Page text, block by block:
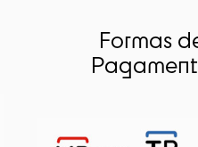
Formas